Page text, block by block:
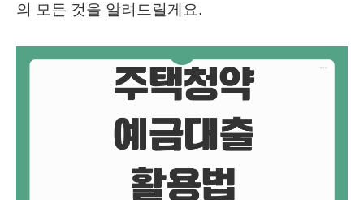
의 모든 것을 알려드릴게요.